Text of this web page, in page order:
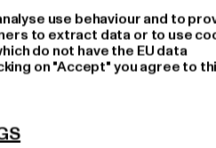
bist du interessiert?
use behaviour and to
to extract data or to use
do not have the EU data
on "Accept" you agree to